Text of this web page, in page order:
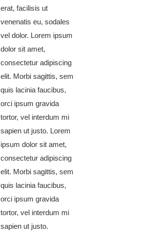
erat, facilisis ut
venenatis eu, sodales
vel dolor. Lorem ipsum
dolor sit amet,
consectetur adipiscing
elit. Morbi sagittis, sem
quis lacinia faucibus,
orci ipsum gravida
tortor, vel interdum mi
sapien ut justo. Lorem
ipsum dolor sit amet,
consectetur adipiscing
elit. Morbi sagittis, sem
quis lacinia faucibus,
orci ipsum gravida
tortor, vel interdum mi
sapien ut justo.